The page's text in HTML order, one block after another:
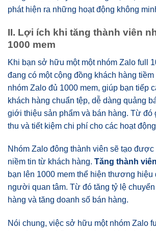
phát hiện ra những hoạt động không
II. Lợi ích khi tăng thành viên
1000 mem
Khi bạn sở hữu một một nhóm Zalo full
đang có một cộng đồng khách hàng
nhóm Zalo đủ 1000 mem, giúp bạn tiếp
khách hàng chuẩn tệp, dễ dàng quảng
giới thiệu sản phẩm và bán hàng. Từ đó
thu và tiết kiệm chi phí cho các hoạt
Nhóm Zalo đông thành viên sẽ tạo được
niềm tin từ khách hàng. Tăng thành
bạn lên 1000 mem thể hiện thương
người quan tâm. Từ đó tăng tỷ lệ
hàng và tăng doanh số bán hàng.
Nói chung, việc sở hữu một nhóm Zalo